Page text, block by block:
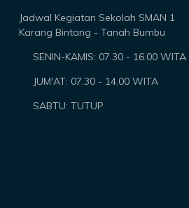
Jadwal Kegiatan Sekolah SMAN 1
Karang Bintang - Tanah Bumbu
SENIN-KAMIS: 07.30 - 16.00 WITA
JUM'AT: 07.30 - 14.00 WITA
SABTU: TUTUP